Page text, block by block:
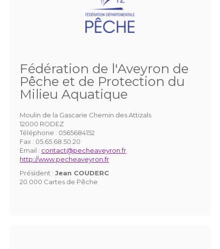
Fédération de l'Aveyron de
Pêche et de Protection du
Milieu Aquatique
Moulin de la Gascarie Chemin des Attizals
12000 RODEZ
Téléphone : 0565684152
Fax : 05.65.68.50.20
Email : contact@pecheaveyron.fr
http://www.pecheaveyron.fr
Président : Jean COUDERC
20 000 Cartes de Pêche